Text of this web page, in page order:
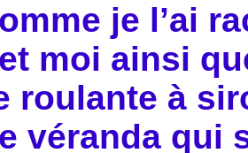
je l’ai
moi ainsi
roulante à
véranda qui